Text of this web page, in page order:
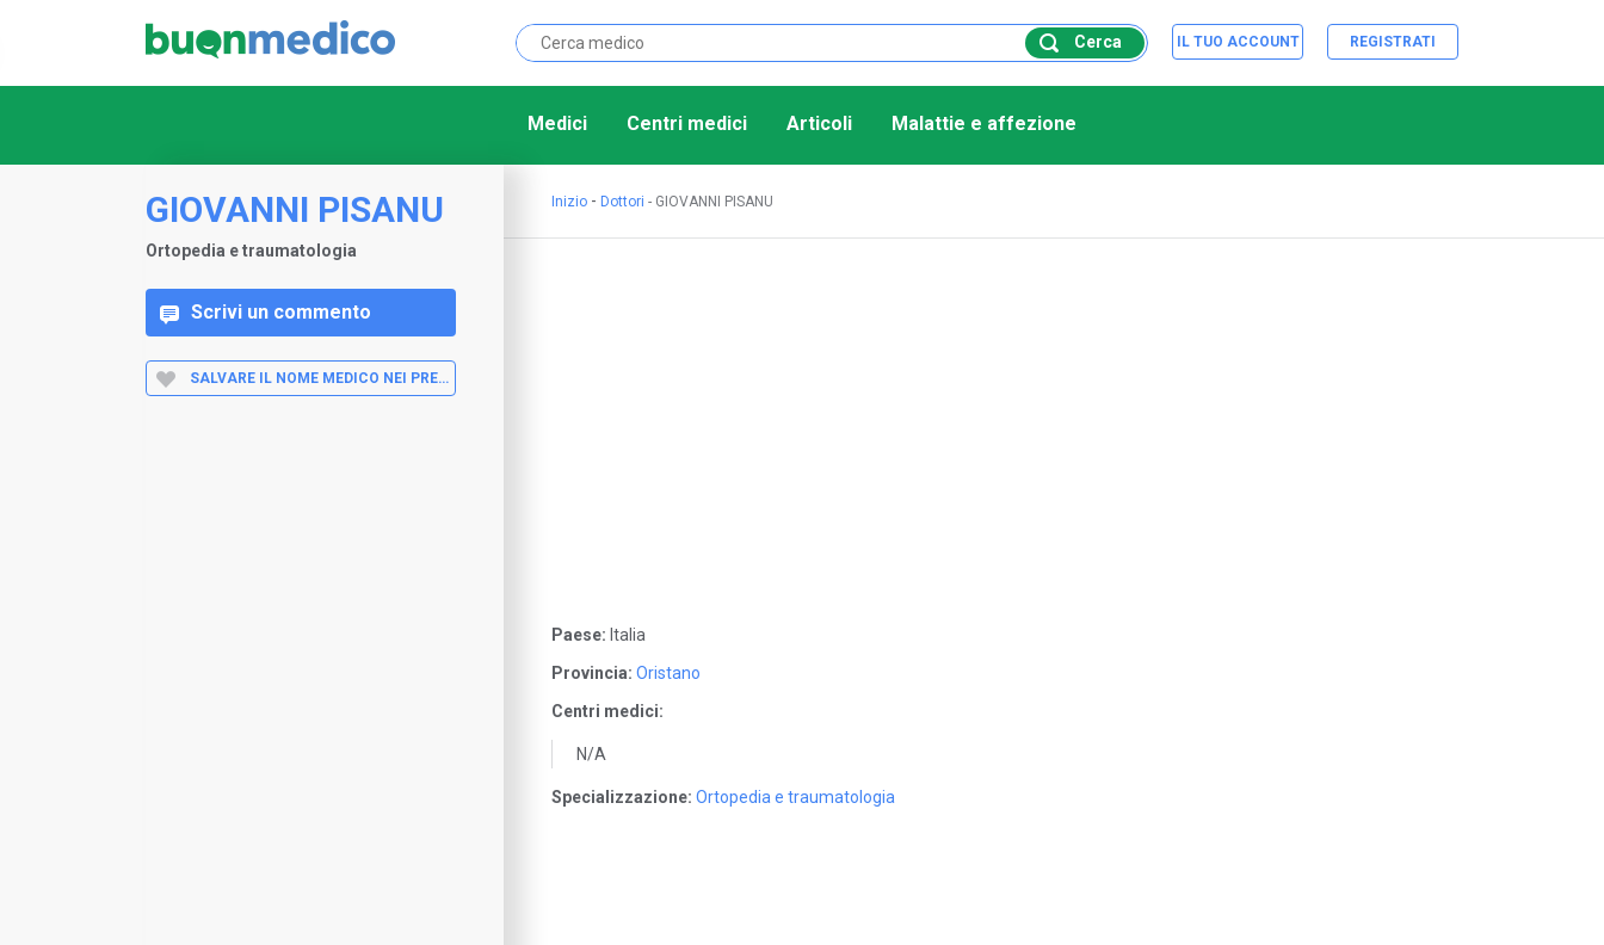
IL TUO ACCOUNT REGISTRATI
Cerca
Medici Centri medici Articoli Malattie e affezione
GIOVANNI PISANU
Ortopedia e traumatologia
Scrivi un commento
SALVARE IL NOME MEDICO NEI PREFERITI
Inizio - Dottori - GIOVANNI PISANU
Paese: Italia
Provincia: Oristano
Centri medici:
N/A
Specializzazione: Ortopedia e traumatologia